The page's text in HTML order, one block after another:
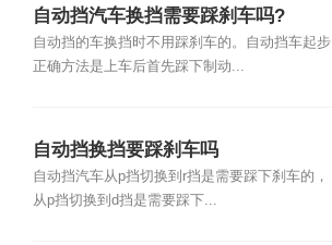
自动挡汽车换挡需要踩刹车吗?
自动挡的车换挡时不用踩刹车的。自动挡车起步
正确方法是上车后首先踩下制动...
自动挡换挡要踩刹车吗
自动挡汽车从p挡切换到r挡是需要踩下刹车的，
从p挡切换到d挡是需要踩下...